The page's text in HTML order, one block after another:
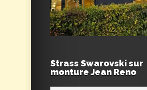
Strass Swarovski sur
monture Jean Reno